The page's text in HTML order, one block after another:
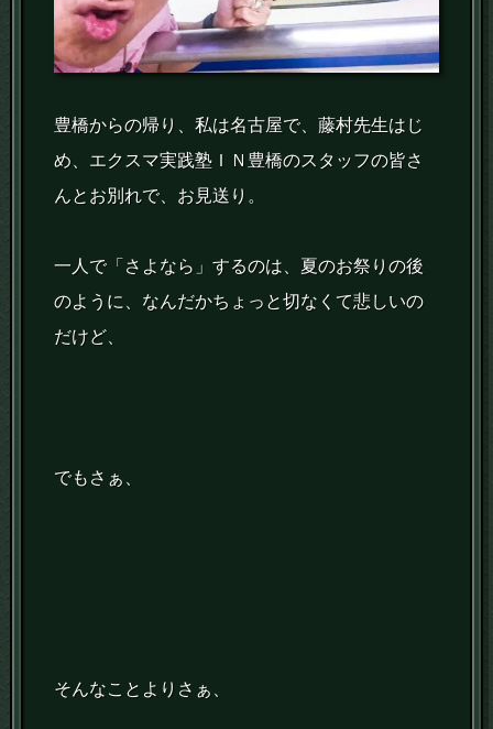
豊橋からの帰り、私は名古屋で、藤村先生はじ
め、エクスマ実践塾ＩＮ豊橋のスタッフの皆さ
んとお別れで、お見送り。
一人で「さよなら」するのは、夏のお祭りの後
のように、なんだかちょっと切なくて悲しいの
だけど、
でもさぁ、
そんなことよりさぁ、